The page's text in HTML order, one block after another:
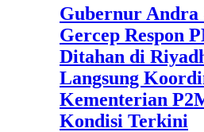
Gubernur Andra
Gercep Respon
Ditahan di
Langsung
Kementerian
Kondisi Terkini